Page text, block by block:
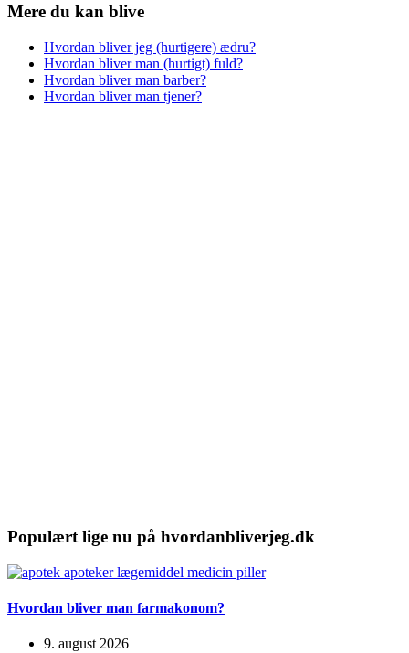
Mere du kan blive
Hvordan bliver jeg (hurtigere) ædru?
Hvordan bliver man (hurtigt) fuld?
Hvordan bliver man barber?
Hvordan bliver man tjener?
Populært lige nu på hvordanbliverjeg.dk
Hvordan bliver man farmakonom?
9. august 2026